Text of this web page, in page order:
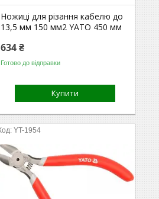
Ножиці для різання кабелю до
13,5 мм 150 мм2 YATO 450 мм
634 ₴
Готово до відправки
Купити
YT-1954